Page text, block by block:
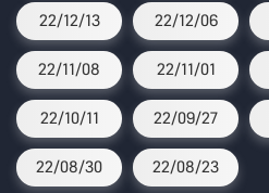
22/12/13 22/12/06
22/11/08 22/11/01
22/10/11 22/09/27
22/08/30 22/08/23